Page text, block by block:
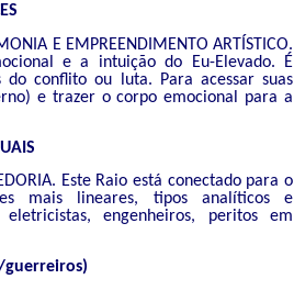
E EMPREENDIMENTO ARTÍSTICO.
e a intuição do Eu-Elevado. É
conflito ou luta. Para acessar suas
e trazer o corpo emocional para a
Este Raio está conectado para o
mais lineares, tipos analíticos e
engenheiros, peritos em
guerreiros)